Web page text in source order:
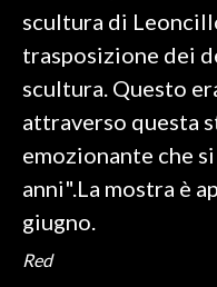
scultura di
trasposizione dei
scultura. Questo
attraverso questa
emozionante che
anni".La mostra è
giugno.
Red